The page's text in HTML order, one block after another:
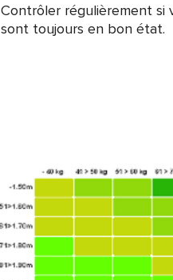
Contrôler régulièrement si
sont toujours en bon état.